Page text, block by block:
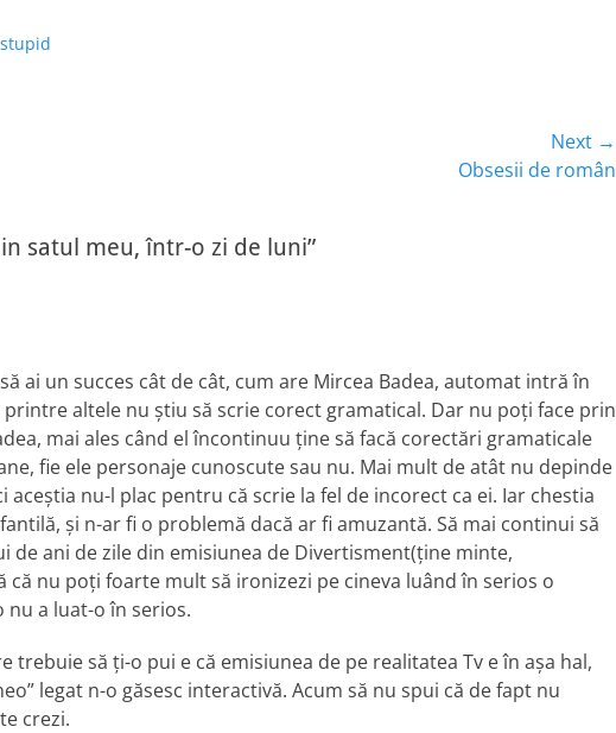
stupid
Next →
Obsesii de român
satul meu, într-o zi de luni”
ai un succes cât de cât, cum are Mircea Badea, automat intră în
altele nu ştiu să scrie corect gramatical. Dar nu poţi face prin
mai ales când el încontinuu ţine să facă corectări gramaticale
fie ele personaje cunoscute sau nu. Mai mult de atât nu depinde
nu-l plac pentru că scrie la fel de incorect ca ei. Iar chestia
şi n-ar fi o problemă dacă ar fi amuzantă. Să mai continui să
de ani de zile din emisiunea de Divertisment(ţine minte,
că nu poţi foarte mult să ironizezi pe cineva luând în serios o
nu a luat-o în serios.
trebuie să ţi-o pui e că emisiunea de pe realitatea Tv e în aşa hal,
legat n-o găsesc interactivă. Acum să nu spui că de fapt nu
crezi.